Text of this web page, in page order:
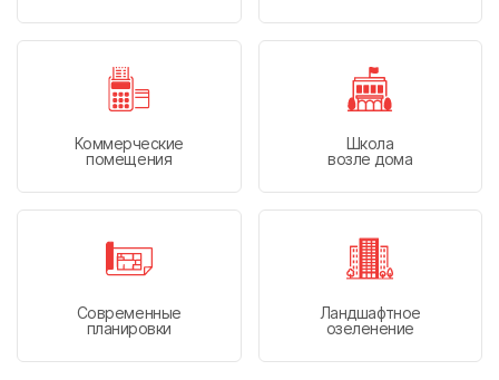
География присутствия ГК «Победа»
г. Краснодар
Головной офис
Коммерческие
помещения
Школа
возле дома
Современные
планировки
Ландшафтное
озеленение